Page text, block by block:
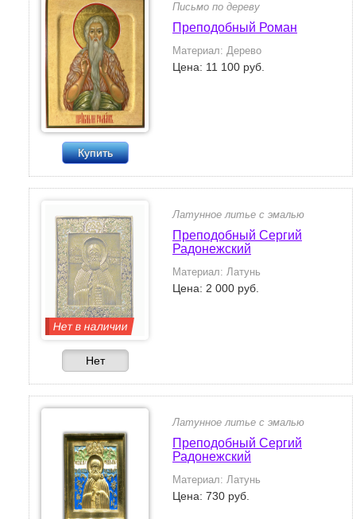
Купить
Письмо по дереву
Преподобный Роман
Материал: Дерево
Цена: 11 100 руб.
Нет в наличии
Нет
Латунное литье с эмалью
Преподобный Сергий
Радонежский
Материал: Латунь
Цена: 2 000 руб.
Латунное литье с эмалью
Преподобный Сергий
Радонежский
Материал: Латунь
Цена: 730 руб.